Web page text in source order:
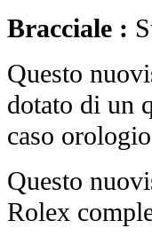
Bracciale :
Questo
dotato di un
caso
Questo
Rolex